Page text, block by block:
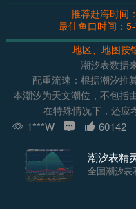
推荐赶海时间
最佳鱼口时间：
地区、地图按
潮汐表数据
配重流速：根据潮汐推
本潮汐为天文潮位，不包括
在特殊情况下，还应
1***W 60142
潮汐表精
全国潮汐表